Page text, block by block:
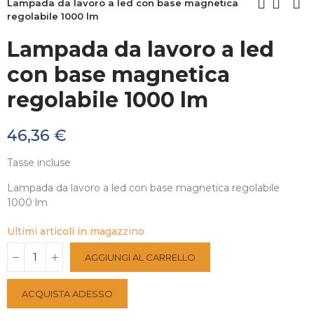
Lampada da lavoro a led con base magnetica
regolabile 1000 lm
Lampada da lavoro a led
con base magnetica
regolabile 1000 lm
46,36 €
Tasse incluse
Lampada da lavoro a led con base magnetica regolabile
1000 lm
Ultimi articoli in magazzino
AGGIUNGI AL CARRELLO
ACQUISTA ADESSO